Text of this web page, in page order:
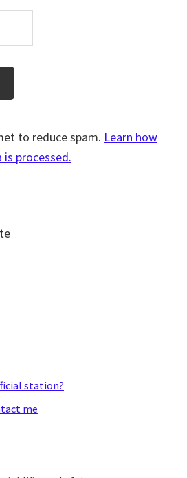
to reduce spam. Learn how
processed.
station?
me